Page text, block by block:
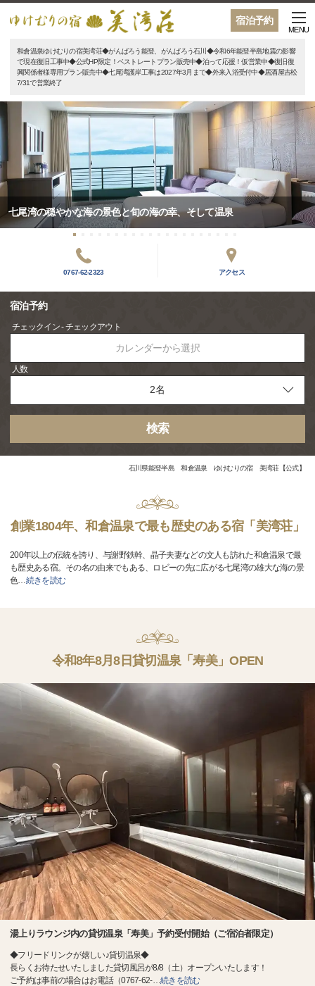
宿泊予約
MENU
和倉温泉ゆけむりの宿美湾荘◆がんばろう能登、がんばろう石川◆令和6年能登半島地震の影響
で現在復旧工事中◆公式HP限定！ベストレートプラン販売中◆泊って応援！仮営業中◆復旧復
興関係者様専用プラン販売中◆七尾湾護岸工事は2027年3月まで◆外来入浴受付中◆居酒屋吉松
7/31で営業終了
七尾湾の穏やかな海の景色と旬の海の幸、そして温泉
0767-62-2323 アクセス
宿泊予約
チェックイン - チェックアウト
カレンダーから選択
人数
検索
石川県能登半島 和倉温泉 ゆけむりの宿 美湾荘【公式】
創業1804年、和倉温泉で最も歴史のある宿「美湾荘」
200年以上の伝統を誇り、与謝野鉄幹、晶子夫妻などの文人も訪れた和倉温泉で最
も歴史ある宿。その名の由来でもある、ロビーの先に広がる七尾湾の雄大な海の景
色…続きを読む
令和8年8月8日貸切温泉「寿美」OPEN
湯上りラウンジ内の貸切温泉「寿美」予約受付開始（ご宿泊者限定）
◆フリードリンクが嬉しい♪貸切温泉◆
長らくお待たせいたしました貸切風呂が8/8（土）オープンいたします！
ご予約は事前の場合はお電話（0767-62-…続きを読む